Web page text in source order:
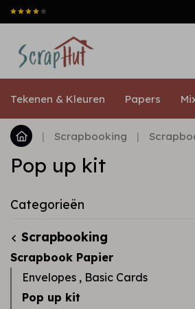
Tekenen & Kleuren Papers
| Scrapbooking |
Pop up kit
Categorieën
Scrapbooking
Scrapbook Papier
Envelopes , Basic Cards
Pop up kit